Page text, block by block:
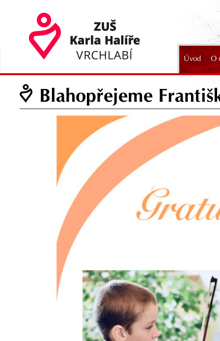
Úvod O
2024
Blahopřejeme